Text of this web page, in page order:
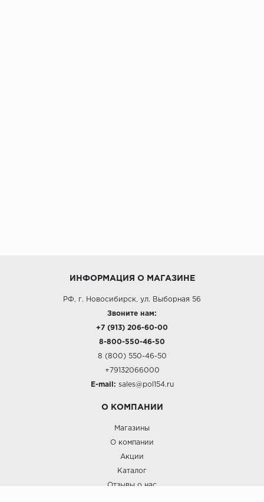
ИНФОРМАЦИЯ О МАГАЗИНЕ
РФ, г. Новосибирск, ул. Выборная 56
Звоните нам:
+7 (913) 206-60-00
8-800-550-46-50
8 (800) 550-46-50
+79132066000
E-mail: sales@pol154.ru
О КОМПАНИИ
Магазины
О компании
Акции
Каталог
Отзывы о нас